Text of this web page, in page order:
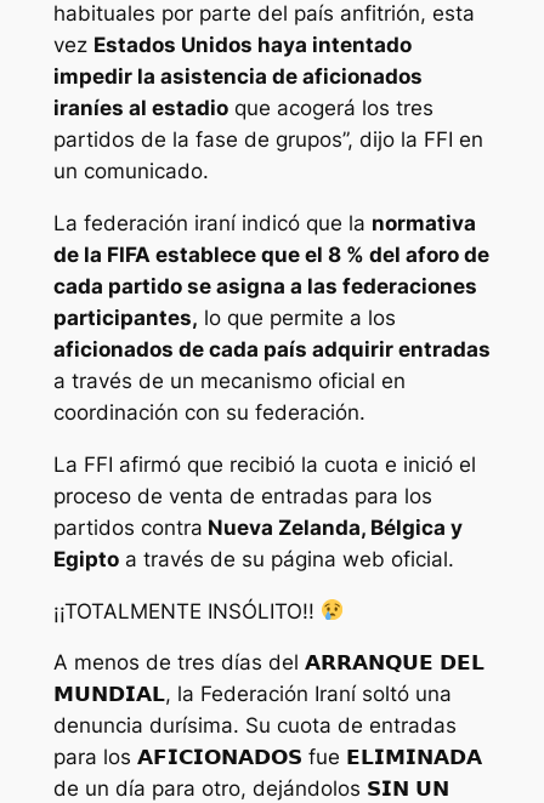
habituales por parte del país anfitrión, esta
vez Estados Unidos haya intentado
impedir la asistencia de aficionados
iraníes al estadioque acogerá los tres
partidos de la fase de grupos”, dijo la FFI en
un comunicado.
La federación iraní indicó que la normativa
de la FIFA establece que el 8 % del aforo de
cada partido se asigna a las federaciones
participantes, lo que permite a los
aficionados de cada país adquirir entradas
a través de un mecanismo oficial en
coordinación con su federación.
La FFI afirmó que recibió la cuota e inició el
proceso de venta de entradas para los
partidos contra Nueva Zelanda, Bélgica y
Egiptoa través de su página web oficial.
¡¡TOTALMENTE INSÓLITO!!
A menos de tres días del 𝗔𝗥𝗥𝗔𝗡𝗤𝗨𝗘 𝗗𝗘𝗟
𝗠𝗨𝗡𝗗𝗜𝗔𝗟, la Federación Iraní soltó una
denuncia durísima. Su cuota de entradas
para los 𝗔𝗙𝗜𝗖𝗜𝗢𝗡𝗔𝗗𝗢𝗦 fue 𝗘𝗟𝗜𝗠𝗜𝗡𝗔𝗗𝗔
de un día para otro, dejándolos 𝗦𝗜𝗡 𝗨𝗡